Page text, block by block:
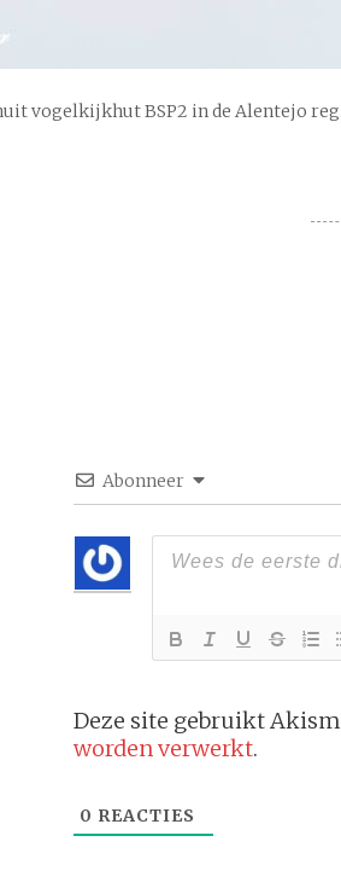
vogelkijkhut BSP2 in de Alentejo
Abonneer
Deze site gebruikt
worden verwerkt.
0 REACTIES